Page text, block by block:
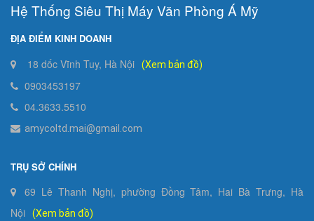
Hệ Thống Siêu Thị Máy Văn Phòng Á Mỹ
ĐỊA ĐIỂM KINH DOANH
18 dốc Vĩnh Tuy, Hà Nội (Xem bản đồ)
0903453197
04.3633.5510
amycoltd.mai@gmail.com
TRỤ SỞ CHÍNH
69 Lê Thanh Nghị, phường Đồng Tâm, Hai Bà Trưng, Hà
Nội
(Xem bản đồ)